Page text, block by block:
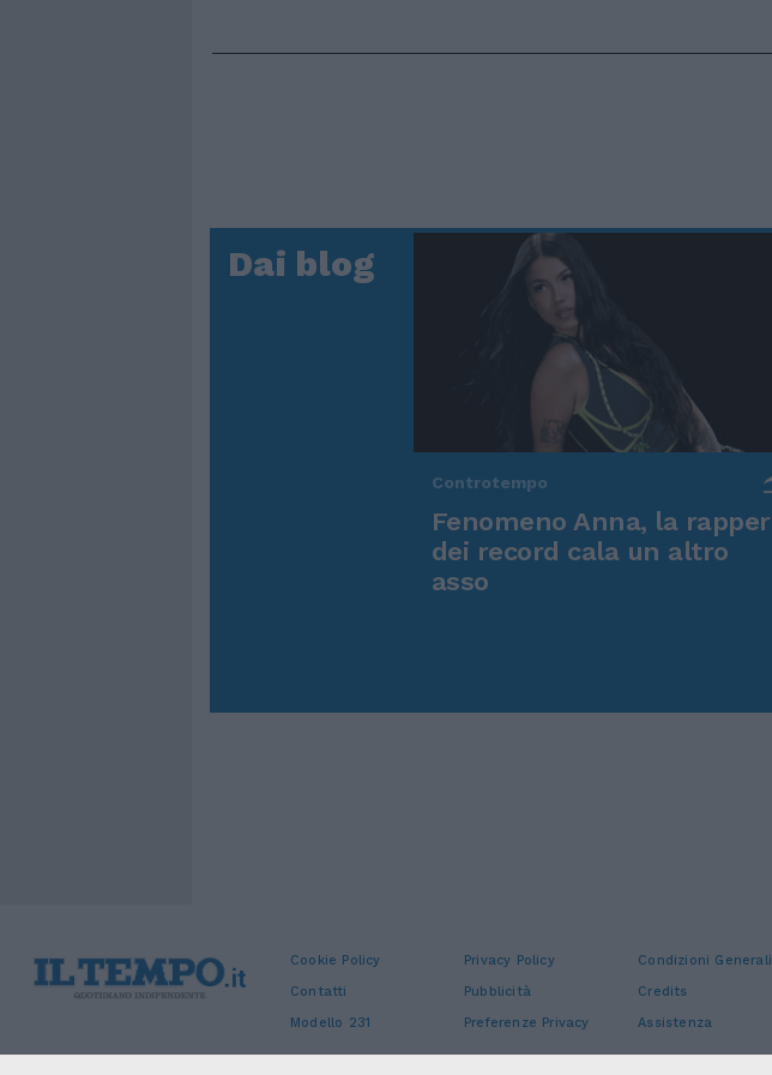
Dai blog
Controtempo
Fenomeno Anna, la rapper
dei record cala un altro
asso
Cookie Policy Privacy Policy
Condizioni Generali
Contatti
Pubblicità
Credits
Modello 231
Preferenze Privacy Assistenza